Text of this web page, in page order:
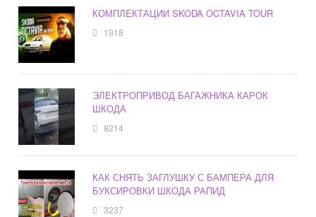
КОМПЛЕКТАЦИИ SKODA OCTAVIA TOUR
1918
ЭЛЕКТРОПРИВОД БАГАЖНИКА КАРОК
ШКОДА
8214
КАК СНЯТЬ ЗАГЛУШКУ С БАМПЕРА ДЛЯ
БУКСИРОВКИ ШКОДА РАПИД
3237